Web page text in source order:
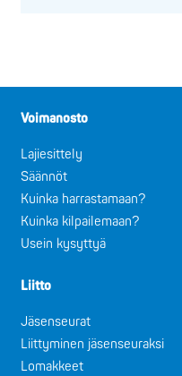
Voimanosto
Lajiesittely
Säännöt
Kuinka harrastamaan?
Kuinka kilpailemaan?
Usein kysyttyä
Liitto
Jäsenseurat
Liittyminen jäsenseuraksi
Lomakkeet